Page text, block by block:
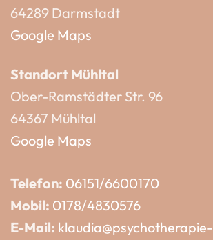
64289 Darmstadt
Google Maps
Standort Mühltal
Ober-Ramstädter Str. 96
64367 Mühltal
Google Maps
Telefon: 06151/6600170
Mobil: 0178/4830576
E-Mail: klaudia@psychotherapie-